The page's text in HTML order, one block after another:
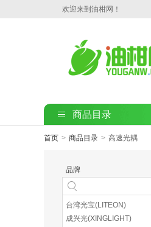
欢迎来到油柑网！
商品目录
首页 > 商品目录 > 高速光耦
品牌
台湾光宝(LITEON)
成兴光(XINGLIGHT)